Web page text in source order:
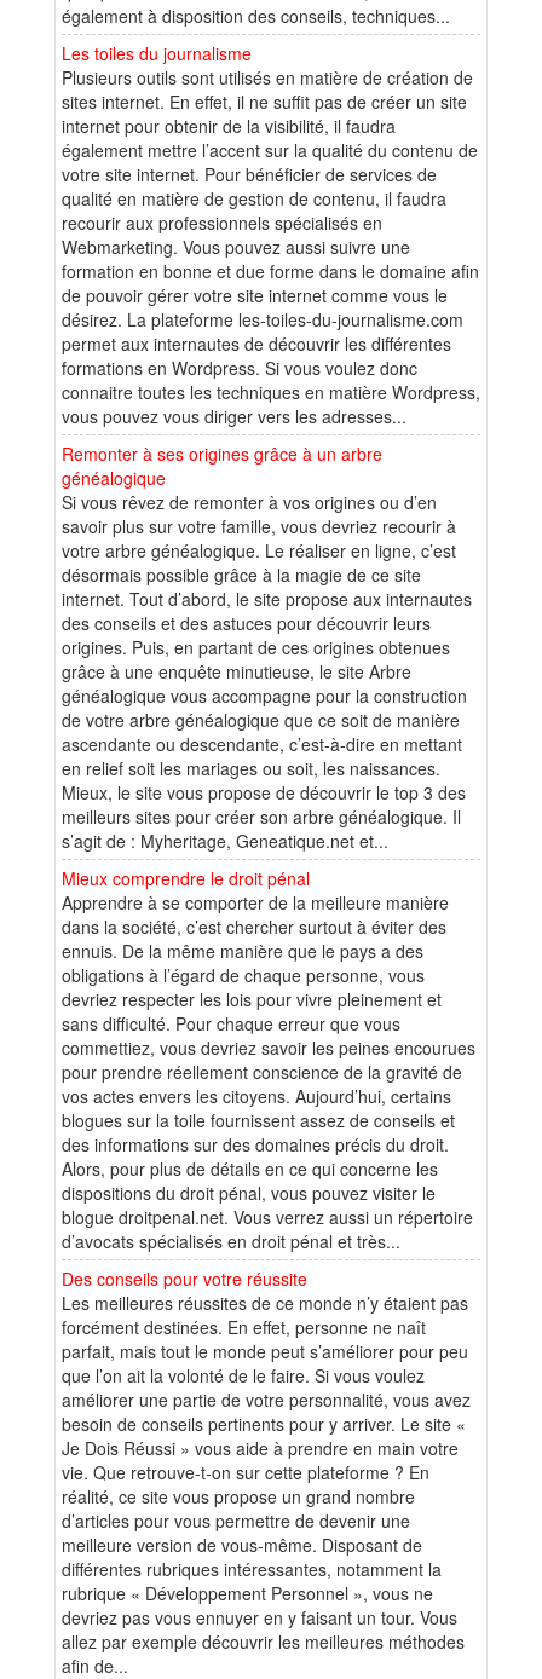
également à disposition des conseils, techniques...
Les toiles du journalisme
Plusieurs outils sont utilisés en matière de création de
sites internet. En effet, il ne suffit pas de créer un site
internet pour obtenir de la visibilité, il faudra
également mettre l’accent sur la qualité du contenu de
votre site internet. Pour bénéficier de services de
qualité en matière de gestion de contenu, il faudra
recourir aux professionnels spécialisés en
Webmarketing. Vous pouvez aussi suivre une
formation en bonne et due forme dans le domaine afin
de pouvoir gérer votre site internet comme vous le
désirez. La plateforme les-toiles-du-journalisme.com
permet aux internautes de découvrir les différentes
formations en Wordpress. Si vous voulez donc
connaitre toutes les techniques en matière Wordpress,
vous pouvez vous diriger vers les adresses...
Remonter à ses origines grâce à un arbre
généalogique
Si vous rêvez de remonter à vos origines ou d’en
savoir plus sur votre famille, vous devriez recourir à
votre arbre généalogique. Le réaliser en ligne, c’est
désormais possible grâce à la magie de ce site
internet. Tout d’abord, le site propose aux internautes
des conseils et des astuces pour découvrir leurs
origines. Puis, en partant de ces origines obtenues
grâce à une enquête minutieuse, le site Arbre
généalogique vous accompagne pour la construction
de votre arbre généalogique que ce soit de manière
ascendante ou descendante, c’est-à-dire en mettant
en relief soit les mariages ou soit, les naissances.
Mieux, le site vous propose de découvrir le top 3 des
meilleurs sites pour créer son arbre généalogique. Il
s’agit de : Myheritage, Geneatique.net et...
Mieux comprendre le droit pénal
Apprendre à se comporter de la meilleure manière
dans la société, c’est chercher surtout à éviter des
ennuis. De la même manière que le pays a des
obligations à l’égard de chaque personne, vous
devriez respecter les lois pour vivre pleinement et
sans difficulté. Pour chaque erreur que vous
commettiez, vous devriez savoir les peines encourues
pour prendre réellement conscience de la gravité de
vos actes envers les citoyens. Aujourd’hui, certains
blogues sur la toile fournissent assez de conseils et
des informations sur des domaines précis du droit.
Alors, pour plus de détails en ce qui concerne les
dispositions du droit pénal, vous pouvez visiter le
blogue droitpenal.net. Vous verrez aussi un répertoire
d’avocats spécialisés en droit pénal et très...
Des conseils pour votre réussite
Les meilleures réussites de ce monde n’y étaient pas
forcément destinées. En effet, personne ne naît
parfait, mais tout le monde peut s’améliorer pour peu
que l’on ait la volonté de le faire. Si vous voulez
améliorer une partie de votre personnalité, vous avez
besoin de conseils pertinents pour y arriver. Le site «
Je Dois Réussi » vous aide à prendre en main votre
vie. Que retrouve-t-on sur cette plateforme ? En
réalité, ce site vous propose un grand nombre
d’articles pour vous permettre de devenir une
meilleure version de vous-même. Disposant de
différentes rubriques intéressantes, notamment la
rubrique « Développement Personnel », vous ne
devriez pas vous ennuyer en y faisant un tour. Vous
allez par exemple découvrir les meilleures méthodes
afin de...